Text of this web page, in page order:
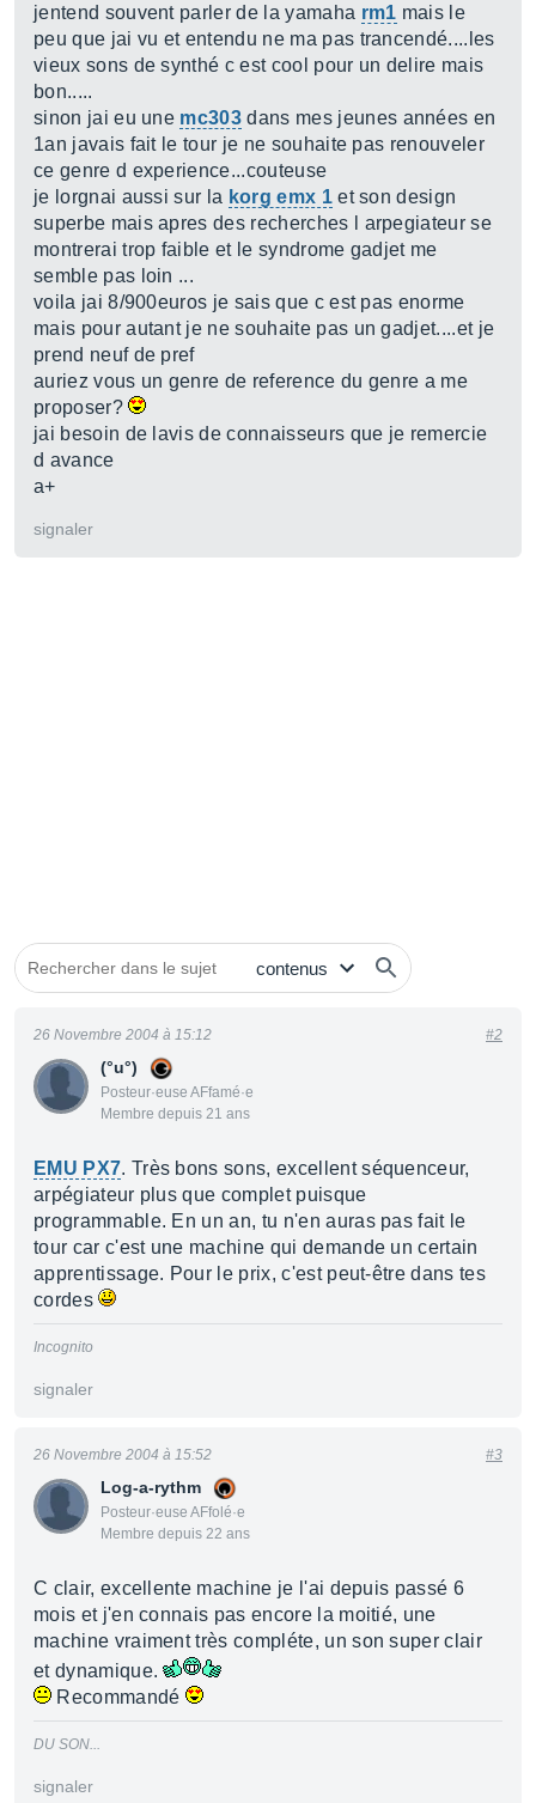
jentend souvent parler de la yamaha rm1 mais le
peu que jai vu et entendu ne ma pas trancendé....les
vieux sons de synthé c est cool pour un delire mais
bon.....
sinon jai eu une mc303 dans mes jeunes années en
1an javais fait le tour je ne souhaite pas renouveler
ce genre d experience...couteuse
je lorgnai aussi sur la korg emx 1et son design
superbe mais apres des recherches l arpegiateur se
montrerai trop faible et le syndrome gadjet me
semble pas loin ...
voila jai 8/900euros je sais que c est pas enorme
mais pour autant je ne souhaite pas un gadjet....et je
prend neuf de pref
auriez vous un genre de reference du genre a me
proposer?
jai besoin de lavis de connaisseurs que je remercie
d avance
a+
signaler
(°u°)
Posteur·euse AFfamé·e
Membre depuis 21 ans
26 Novembre 2004 à 15:12 #2
EMU PX7. Très bons sons, excellent séquenceur,
arpégiateur plus que complet puisque
programmable. En un an, tu n'en auras pas fait le
tour car c'est une machine qui demande un certain
apprentissage. Pour le prix, c'est peut-être dans tes
cordes
Incognito
signaler
Log-a-rythm
Posteur·euse AFfolé·e
Membre depuis 22 ans
26 Novembre 2004 à 15:52 #3
C clair, excellente machine je l'ai depuis passé 6
mois et j'en connais pas encore la moitié, une
machine vraiment très compléte, un son super clair
et dynamique.
Recommandé
DU SON...
signaler